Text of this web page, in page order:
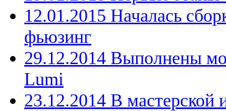
12.01.2015 Началась
фьюзинг
29.12.2014 Выполнены
Lumi
23.12.2014 В мастерской